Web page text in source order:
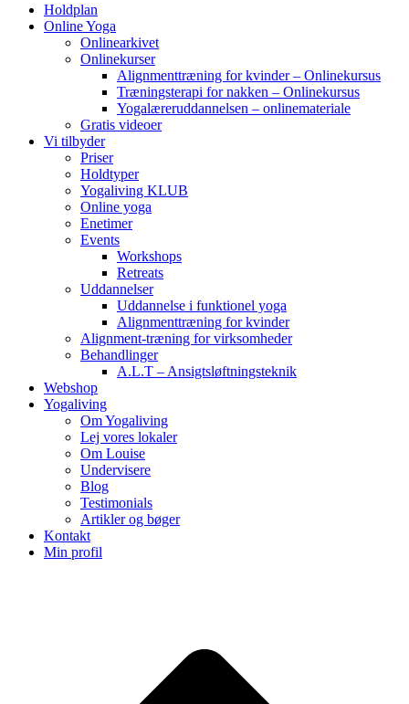
Holdplan
Online Yoga
Onlinearkivet
Onlinekurser
Alignmenttræning for kvinder – Onlinekursus
Træningsterapi for nakken – Onlinekursus
Yogalæreruddannelsen – onlinemateriale
Gratis videoer
Vi tilbyder
Priser
Holdtyper
Yogaliving KLUB
Online yoga
Enetimer
Events
Workshops
Retreats
Uddannelser
Uddannelse i funktionel yoga
Alignmenttræning for kvinder
Alignment-træning for virksomheder
Behandlinger
A.L.T – Ansigtsløftningsteknik
Webshop
Yogaliving
Om Yogaliving
Lej vores lokaler
Om Louise
Undervisere
Blog
Testimonials
Artikler og bøger
Kontakt
Min profil